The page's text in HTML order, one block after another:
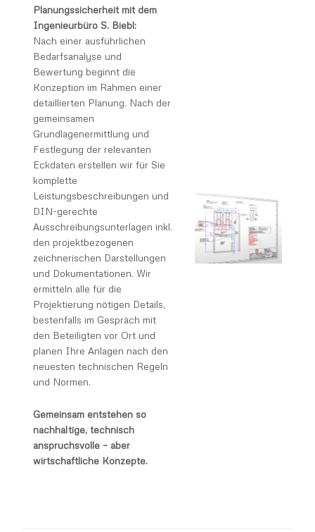
Planungssicherheit mit dem
Ingenieurbüro S. Biebl:
Nach einer ausführlichen
Bedarfsanalyse und
Bewertung beginnt die
Konzeption im Rahmen einer
detaillierten Planung. Nach der
gemeinsamen
Grundlagenermittlung und
Festlegung der relevanten
Eckdaten erstellen wir für Sie
komplette
Leistungsbeschreibungen und
DIN-gerechte
Ausschreibungsunterlagen inkl.
den projektbezogenen
zeichnerischen Darstellungen
und Dokumentationen. Wir
ermitteln alle für die
Projektierung nötigen Details,
bestenfalls im Gespräch mit
den Beteiligten vor Ort und
planen Ihre Anlagen nach den
neuesten technischen Regeln
und Normen.
Gemeinsam entstehen so
nachhaltige, technisch
anspruchsvolle – aber
wirtschaftliche Konzepte.